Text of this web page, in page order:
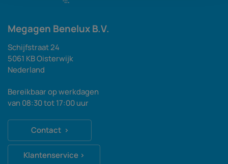
Megagen Benelux B.V.
Schijfstraat 24
5061 KB Oisterwijk
Nederland
Bereikbaar op werkdagen
van 08:30 tot 17:00 uur
Contact ›
Klantenservice ›